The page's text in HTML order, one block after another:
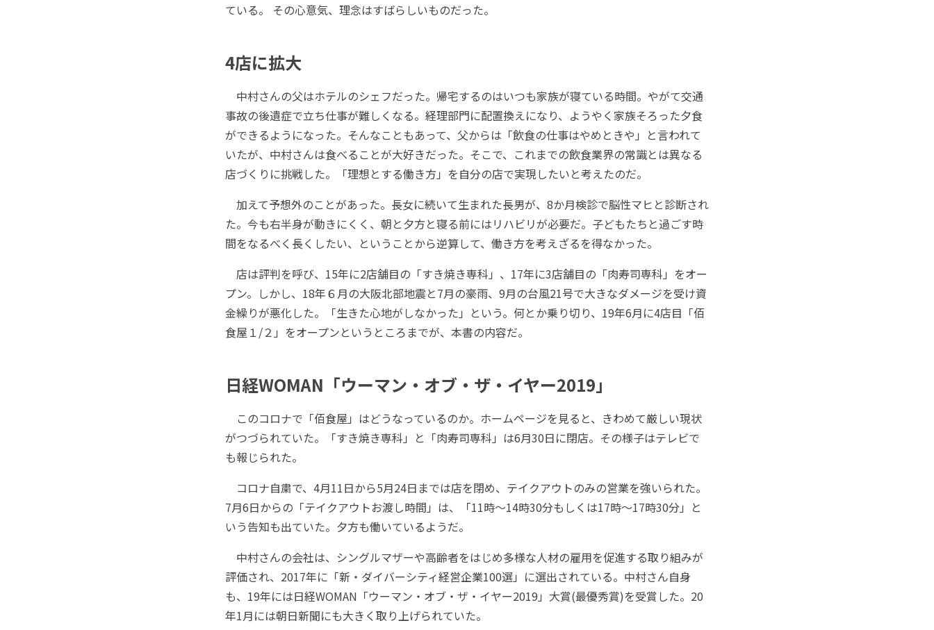
ている。 その心意気、理念はすばらしいものだった。
4店に拡大
中村さんの父はホテルのシェフだった。帰宅するのはいつも家族が寝ている時間。やがて交通
事故の後遺症で立ち仕事が難しくなる。経理部門に配置換えになり、ようやく家族そろった夕食
ができるようになった。そんなこともあって、父からは「飲食の仕事はやめときや」と言われて
いたが、中村さんは食べることが大好きだった。そこで、これまでの飲食業界の常識とは異なる
店づくりに挑戦した。「理想とする働き方」を自分の店で実現したいと考えたのだ。
加えて予想外のことがあった。長女に続いて生まれた長男が、8か月検診で脳性マヒと診断され
た。今も右半身が動きにくく、朝と夕方と寝る前にはリハビリが必要だ。子どもたちと過ごす時
間をなるべく長くしたい、ということから逆算して、働き方を考えざるを得なかった。
店は評判を呼び、15年に2店舗目の「すき焼き専科」、17年に3店舗目の「肉寿司専科」をオー
プン。しかし、18年６月の大阪北部地震と7月の豪雨、9月の台風21号で大きなダメージを受け資
金繰りが悪化した。「生きた心地がしなかった」という。何とか乗り切り、19年6月に4店目「佰
食屋１/２」をオープンというところまでが、本書の内容だ。
日経WOMAN「ウーマン・オブ・ザ・イヤー2019」
このコロナで「佰食屋」はどうなっているのか。ホームページを見ると、きわめて厳しい現状
がつづられていた。「すき焼き専科」と「肉寿司専科」は6月30日に閉店。その様子はテレビで
も報じられた。
コロナ自粛で、4月11日から5月24日までは店を閉め、テイクアウトのみの営業を強いられた。
7月6日からの「テイクアウトお渡し時間」は、「11時～14時30分もしくは17時～17時30分」と
いう告知も出ていた。夕方も働いているようだ。
中村さんの会社は、シングルマザーや高齢者をはじめ多様な人材の雇用を促進する取り組みが
評価され、2017年に「新・ダイバーシティ経営企業100選」に選出されている。中村さん自身
も、19年には日経WOMAN「ウーマン・オブ・ザ・イヤー2019」大賞(最優秀賞)を受賞した。20
年1月には朝日新聞にも大きく取り上げられていた。